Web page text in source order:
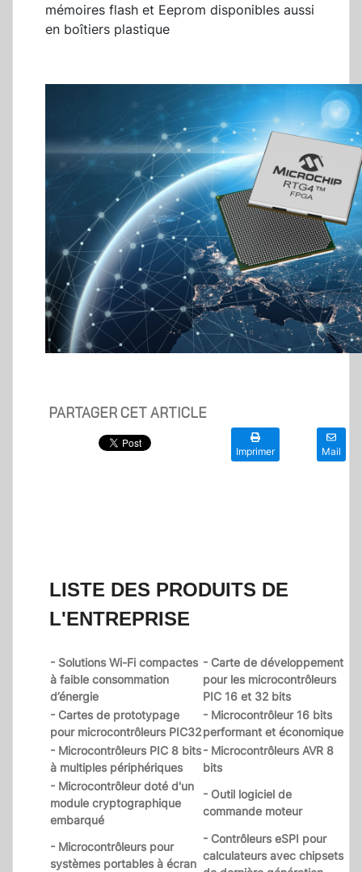
mémoires flash et Eeprom disponibles aussi
en boîtiers plastique
PARTAGER CET ARTICLE
Imprimer Mail
LISTE DES PRODUITS DE
L'ENTREPRISE
- Solutions Wi-Fi compactes
à faible consommation
d’énergie
- Carte de développement
pour les microcontrôleurs
PIC 16 et 32 bits
- Cartes de prototypage
pour microcontrôleurs PIC32
- Microcontrôleur 16 bits
performant et économique
- Microcontrôleurs PIC 8 bits
à multiples périphériques
- Microcontrôleurs AVR 8
bits
- Microcontrôleur doté d'un
module cryptographique
embarqué
- Outil logiciel de
commande moteur
- Microcontrôleurs pour
systèmes portables à écran
- Contrôleurs eSPI pour
calculateurs avec chipsets